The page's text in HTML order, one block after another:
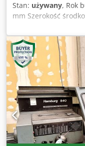
Stan: używany, Rok
mm Szerokość
łóżkiem 540 mm
Aczekr Mocowanie
MK Prędkości
wzdłużny/
skoki gwintu: 0,35 -
11 kW
mm Waga: 3200 kg